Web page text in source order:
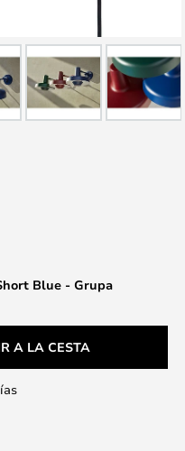
Blue - Grupa
A LA CESTA